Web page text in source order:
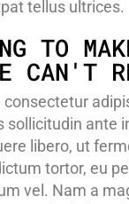
tellus ultrices.
TO
CAN'T
consectetur
sollicitudin ante
libero, ut
tortor, eu
vel. Nam a